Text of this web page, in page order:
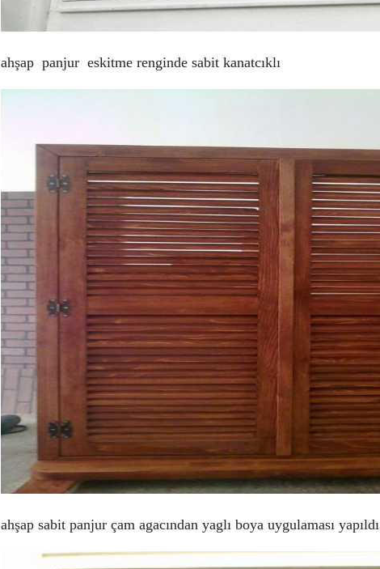
ahşap panjur eskitme renginde sabit kanatcıklı
ahşap sabit panjur çam agacından yaglı boya uygulaması yapıldı